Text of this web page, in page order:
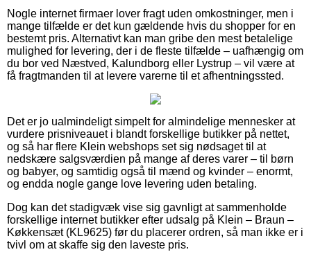
Nogle internet firmaer lover fragt uden omkostninger, men i
mange tilfælde er det kun gældende hvis du shopper for en
bestemt pris. Alternativt kan man gribe den mest betalelige
mulighed for levering, der i de fleste tilfælde – uafhængig om
du bor ved Næstved, Kalundborg eller Lystrup – vil være at
få fragtmanden til at levere varerne til et afhentningssted.
Det er jo ualmindeligt simpelt for almindelige mennesker at
vurdere prisniveauet i blandt forskellige butikker på nettet,
og så har flere Klein webshops set sig nødsaget til at
nedskære salgsværdien på mange af deres varer – til børn
og babyer, og samtidig også til mænd og kvinder – enormt,
og endda nogle gange love levering uden betaling.
Dog kan det stadigvæk vise sig gavnligt at sammenholde
forskellige internet butikker efter udsalg på Klein – Braun –
Køkkensæt (KL9625) før du placerer ordren, så man ikke er i
tvivl om at skaffe sig den laveste pris.